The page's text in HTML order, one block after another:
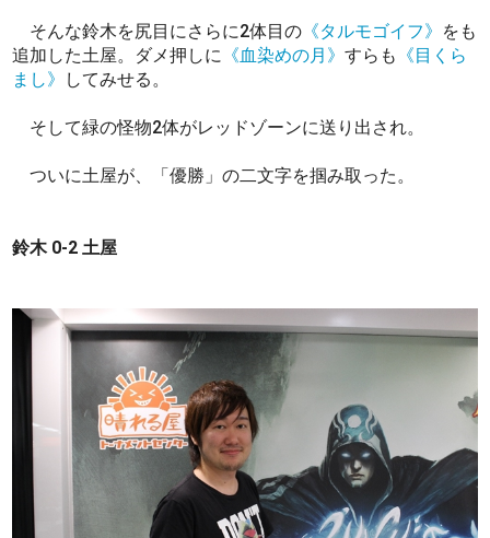
そんな鈴木を尻目にさらに2体目の 《タルモゴイフ》 をも
追加した土屋。ダメ押しに 《血染めの月》すらも 《目くら
まし》
してみせる。
そして緑の怪物2体がレッドゾーンに送り出され。
ついに土屋が、「優勝」の二文字を掴み取った。
鈴木 0-2 土屋